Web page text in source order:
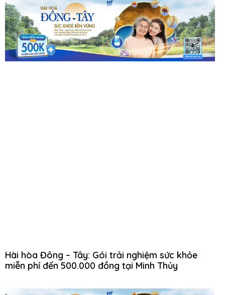
Hài hòa Đông – Tây: Gói trải nghiệm sức khỏe
miễn phí đến 500.000 đồng tại Minh Thủy